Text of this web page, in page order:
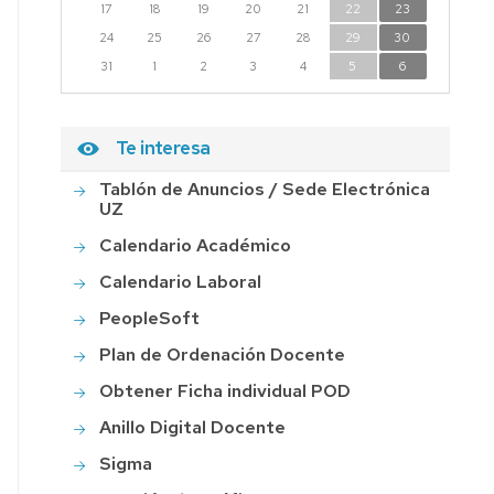
17
18 19 20 21 22
23
24
25 26 27 28 29
30
31
1 2 3 4 5 6
Te interesa
Tablón de Anuncios / Sede Electrónica
UZ
Calendario Académico
Calendario Laboral
PeopleSoft
Plan de Ordenación Docente
Obtener Ficha individual POD
Anillo Digital Docente
Sigma